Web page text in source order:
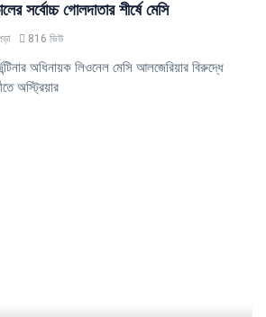
সর্বোচ্চ গোলদাতার শীর্ষে মেসি
816 ভিউ
অধিনায়ক লিওনেল মেসি আলজেরিয়ার বিরুদ্ধে
অস্ট্রিয়ার